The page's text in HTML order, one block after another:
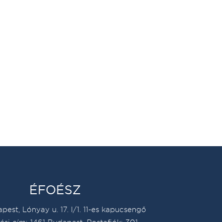
ÉFOÉSZ
Lónyay u. 17. I/1. 11-es kapucsengő